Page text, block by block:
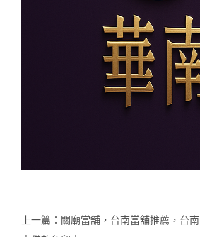
上一篇： 關廟當舖，台南當舖推薦，台